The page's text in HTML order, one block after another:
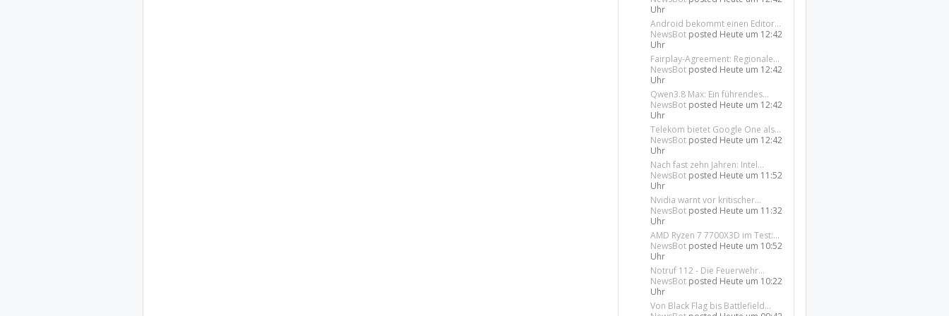
Uhr
Android bekommt einen Editor...
NewsBot posted Heute um 12:42
Uhr
Fairplay-Agreement: Regionale...
NewsBot posted Heute um 12:42
Uhr
Qwen3.8 Max: Ein führendes...
NewsBot posted Heute um 12:42
Uhr
Telekom bietet Google One als...
NewsBot posted Heute um 12:42
Uhr
Nach fast zehn Jahren: Intel...
NewsBot posted Heute um 11:52
Uhr
Nvidia warnt vor kritischer...
NewsBot posted Heute um 11:32
Uhr
AMD Ryzen 7 7700X3D im Test:...
NewsBot posted Heute um 10:52
Uhr
Notruf 112 - Die Feuerwehr...
NewsBot posted Heute um 10:22
Uhr
Von Black Flag bis Battlefield...